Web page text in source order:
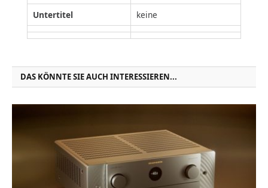
Untertitel
keine
DAS KÖNNTE SIE AUCH INTERESSIEREN...